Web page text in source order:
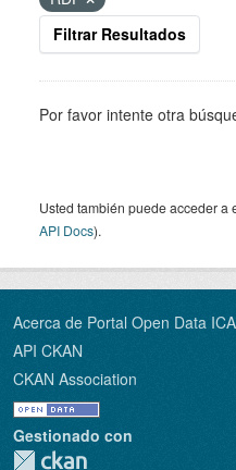
Filtrar Resultados
Por favor intente otra
Usted también puede acceder a
API Docs).
Acerca de Portal Open Data
API CKAN
CKAN Association
Gestionado con